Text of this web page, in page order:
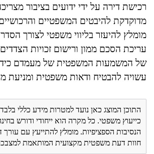
רכישת דירה על ידי ידועים בציבור
מדוקדקת להיבטים המשפטיים
מומלץ להיעזר בליווי משפטי לצורך
עריכת הסכם ממון ורישום זכויות
של המשמעות המשפטית של מעמדם
עשויה להבטיח ודאות משפטית ומניעת
התוכן המוצג כאן נועד למטרות מידע כללי בלבד
כייעוץ משפטי. כל מקרה הוא ייחודי ודורש
הנסיבות הספציפיות. מומלץ להתייעץ עם עורך
חוות דעת משפטית מקצועית המותאמת